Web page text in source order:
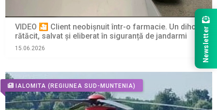
VIDEO 🎦 Client neobișnuit într-o farmacie. Un dihor
rătăcit, salvat și eliberat în siguranță de jandarmi
15.06.2026
IALOMITA (REGIUNEA SUD-MUNTENIA)
Newsletter